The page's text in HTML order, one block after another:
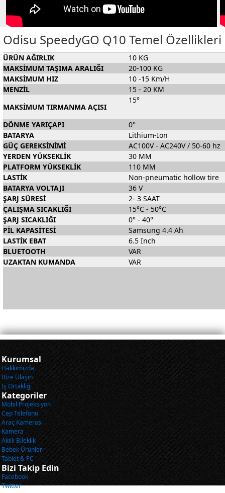
Odisu SpeedyGO Q10 Temel Özellikleri
ÜRÜN AĞIRLIK
10 KG
MAKSİMUM TAŞIMA ARALIĞI
20-100 KG
MAKSİMUM HIZ
10 -15 Km/H
MENZİL
15 - 20 KM
MAKSİMUM TIRMANMA AÇISI
15°
DÖNME YARIÇAPI
0°
BATARYA
Lithium-Ion
GÜÇ GEREKSİNİMİ
AC100V - AC240V / 50-60 hz
YERDEN YÜKSEKLİK
30 MM
PLATFORM YÜKSEKLİK
110 MM
LASTİK
Non-pneumatic hollow tire
BATARYA VOLTAJI
36 V
ŞARJ SÜRESİ
2- 3 SAAT
ÇALIŞMA SICAKLIĞI
15°C - 50°C
ŞARJ SICAKLIĞI
0° - 40°
PİL KAPASİTESİ
Samsung 4.4 Ah
LASTİK EBAT
6.5 Inch
BLUETOOTH
VAR
UZAKTAN KUMANDA
VAR
Kurumsal
Hakkımızda
Bize Ulaşın
İş Ortaklığı
Kategoriler
Mobil Projeksiyon
Cep Telefonu
Araç Kamerası
Kamera
Akıllı Bileklik
Bebek Ürünleri
Tablet & PC
Bizi Takip Edin
Facebook
Twitter